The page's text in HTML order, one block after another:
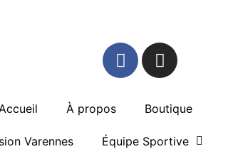
À propos Boutique
Varennes Équipe Sportive